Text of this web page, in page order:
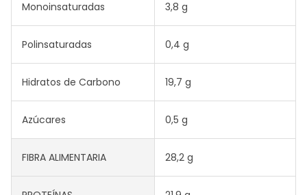
Monoinsaturadas 3,8 g
Polinsaturadas 0,4 g
Hidratos de Carbono 19,7 g
Azúcares 0,5 g
FIBRA ALIMENTARIA 28,2 g